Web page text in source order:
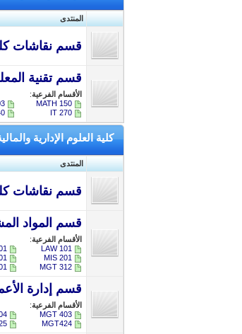
المنتدى
قسم نقاشات
قسم تقنية
الأقسام الفرعية:
MATH 150
IT 270
كلية العلوم الإدارية
المنتدى
قسم نقاشات
قسم المواد
الأقسام الفرعية:
LAW 101
MIS 201
MGT 312
قسم إدارة
الأقسام الفرعية:
MGT 403
MGT424